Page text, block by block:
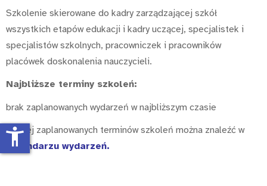
Szkolenie skierowane do kadry zarządzającej szkół
wszystkich etapów edukacji i kadry uczącej, specjalistek i
specjalistów szkolnych, pracowniczek i pracowników
placówek doskonalenia nauczycieli.
Najbliższe terminy szkoleń:
brak zaplanowanych wydarzeń w najbliższym czasie
Więcej zaplanowanych terminów szkoleń można znaleźć w
kalendarzu wydarzeń.
accessibility_new